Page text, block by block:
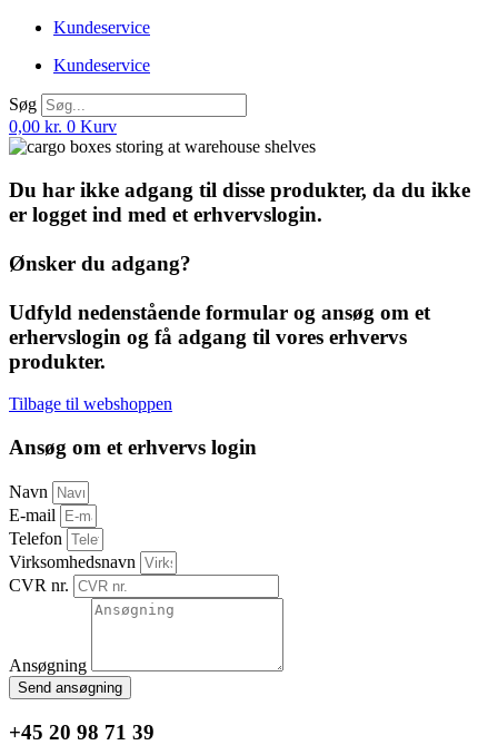
Kundeservice
Kundeservice
Søg
0,00 kr. 0 Kurv
Du har ikke adgang til disse produkter, da du ikke
er logget ind med et erhvervslogin.
Ønsker du adgang?
Udfyld nedenstående formular og ansøg om et
erhervslogin og få adgang til vores erhvervs
produkter.
Tilbage til webshoppen
Ansøg om et erhvervs login
Navn
E-mail
Telefon
Virksomhedsnavn
CVR nr.
Ansøgning
Send ansøgning
+45 20 98 71 39